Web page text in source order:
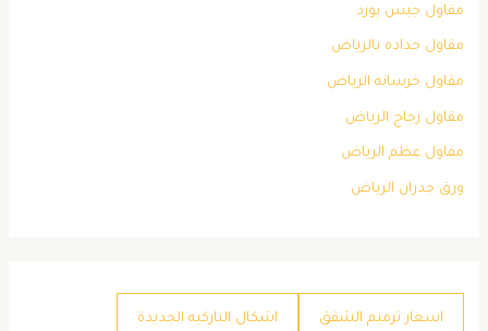
مقاول جبس بورد
مقاول حداده بالرياض
مقاول خرسانه الرياض
مقاول زجاج الرياض
مقاول عظم الرياض
ورق جدران الرياض
اسعار ترميم الشقق اشكال الباركيه الجديدة